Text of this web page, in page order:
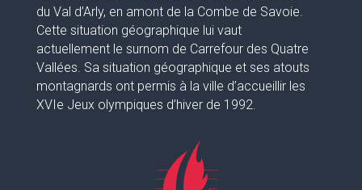
du Val d’Arly, en amont de la Combe de Savoie.
Cette situation géographique lui vaut
actuellement le surnom de Carrefour des Quatre
Vallées. Sa situation géographique et ses atouts
montagnards ont permis à la ville d’accueillir les
XVIe Jeux olympiques d’hiver de 1992.